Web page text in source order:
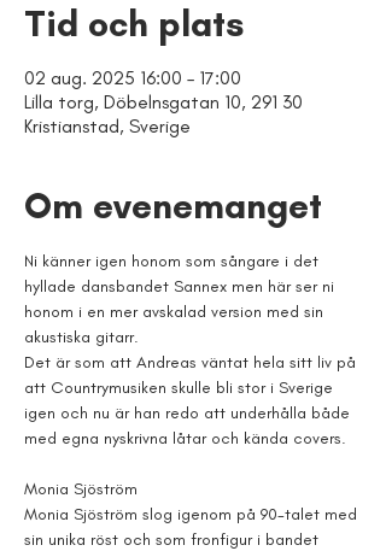
Tid och plats
02 aug. 2025 16:00 – 17:00
Lilla torg, Döbelnsgatan 10, 291 30
Kristianstad, Sverige
Om evenemanget
Ni känner igen honom som sångare i det
hyllade dansbandet Sannex men här ser ni
honom i en mer avskalad version med sin
akustiska gitarr.
Det är som att Andreas väntat hela sitt liv på
att Countrymusiken skulle bli stor i Sverige
igen och nu är han redo att underhålla både
med egna nyskrivna låtar och kända covers.
Monia Sjöström
Monia Sjöström slog igenom på 90-talet med
sin unika röst och som fronfigur i bandet